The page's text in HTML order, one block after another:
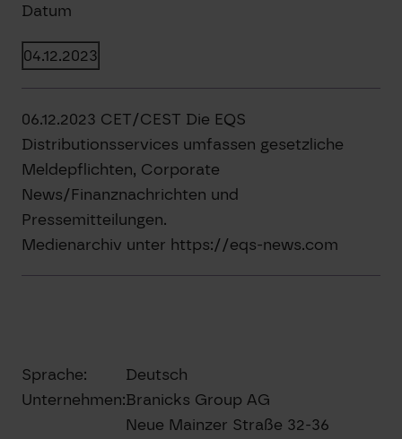
Datum
04.12.2023
06.12.2023 CET/CEST Die EQS
Distributionsservices umfassen gesetzliche
Meldepflichten, Corporate
News/Finanznachrichten und
Pressemitteilungen.
Medienarchiv unter https://eqs-news.com
Sprache:
Deutsch
Unternehmen:Branicks Group AG
Neue Mainzer Straße 32-36